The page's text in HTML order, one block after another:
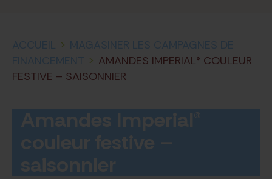
ACCUEIL > MAGASINER LES CAMPAGNES DE
FINANCEMENT > AMANDES IMPERIAL® COULEUR
FESTIVE – SAISONNIER
Amandes Imperial®
couleur festive –
saisonnier